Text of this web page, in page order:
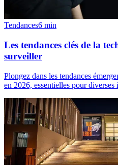
Tendances6 min
Les tendances clés de la
surveiller
Plongez dans les tendances
en 2026, essentielles pour diverses